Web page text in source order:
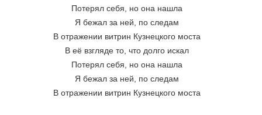
Потерял себя, но она нашла
Я бежал за ней, по следам
В отражении витрин Кузнецкого моста
В её взгляде то, что долго искал
Потерял себя, но она нашла
Я бежал за ней, по следам
В отражении витрин Кузнецкого моста